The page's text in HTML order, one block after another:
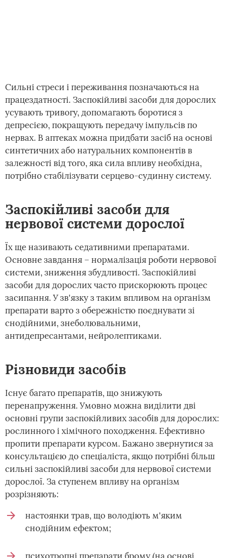
Сильні стреси і переживання позначаються на
працездатності. Заспокійливі засоби для дорослих
усувають тривогу, допомагають боротися з
депресією, покращують передачу імпульсів по
нервах. В аптеках можна придбати засіб на основі
синтетичних або натуральних компонентів в
залежності від того, яка сила впливу необхідна,
потрібно стабілізувати серцево-судинну систему.
Заспокійливі засоби для
нервової системи дорослої
Їх ще називають седативними препаратами.
Основне завдання – нормалізація роботи нервової
системи, зниження збудливості. Заспокійливі
засоби для дорослих часто прискорюють процес
засипання. У зв'язку з таким впливом на організм
препарати варто з обережністю поєднувати зі
снодійними, знеболювальними,
антидепресантами, нейролептиками.
Різновиди засобів
Існує багато препаратів, що знижують
перенапруження. Умовно можна виділити дві
основні групи заспокійливих засобів для дорослих:
рослинного і хімічного походження. Ефективно
пропити препарати курсом. Бажано звернутися за
консультацією до спеціаліста, якщо потрібні більш
сильні заспокійливі засоби для нервової системи
дорослої. За ступенем впливу на організм
розрізняють:
настоянки трав, що володіють м'яким
снодійним ефектом;